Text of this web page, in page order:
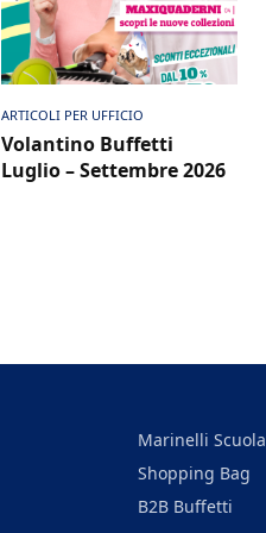
Visualizza PDF
ARTICOLI PER UFFICIO
Volantino Buffetti
Luglio – Settembre 2026
Marinelli Scuola
Shopping Bag
B2B Buffetti